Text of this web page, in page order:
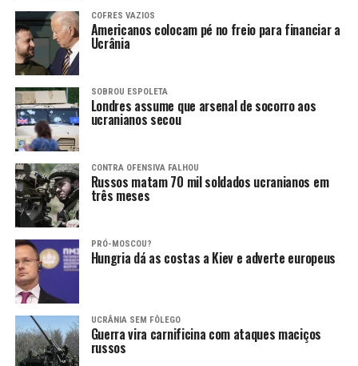
COFRES VAZIOS
Americanos colocam pé no freio para financiar a
Ucrânia
SOBROU ESPOLETA
Londres assume que arsenal de socorro aos
ucranianos secou
CONTRA OFENSIVA FALHOU
Russos matam 70 mil soldados ucranianos em
três meses
PRÓ-MOSCOU?
Hungria dá as costas a Kiev e adverte europeus
UCRÂNIA SEM FÔLEGO
Guerra vira carnificina com ataques maciços
russos